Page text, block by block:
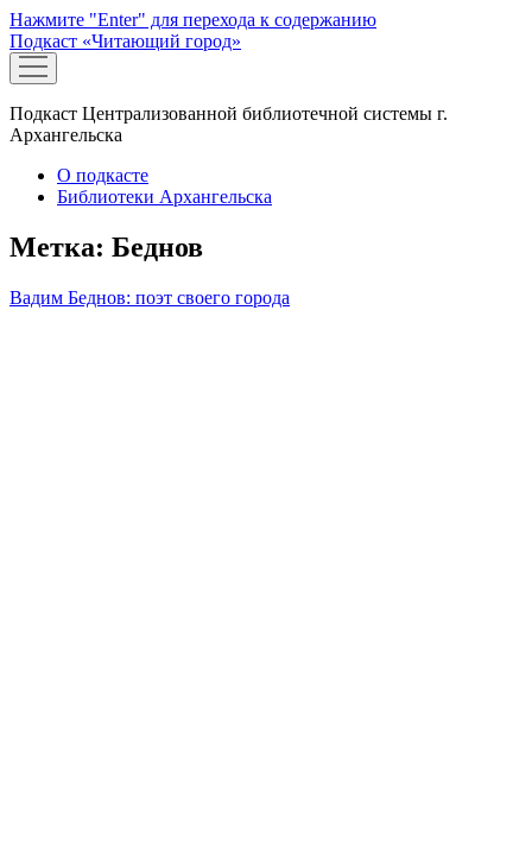
Нажмите "Enter" для перехода к содержанию
Подкаст «Читающий город»
открыть
меню
Подкаст Централизованной библиотечной системы г.
Архангельска
О подкасте
Библиотеки Архангельска
Метка: Беднов
Вадим Беднов: поэт своего города